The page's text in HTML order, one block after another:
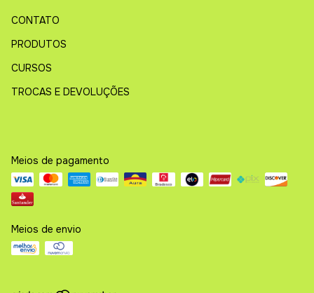
CONTATO
PRODUTOS
CURSOS
TROCAS E DEVOLUÇÕES
Meios de pagamento
Meios de envio